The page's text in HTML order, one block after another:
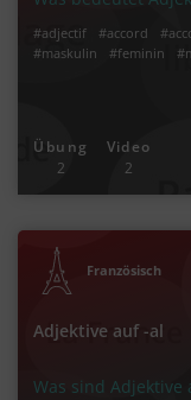
#adjectif #accord
#maskulin
#feminin
Übung
2
Video
2
Französisch
Adjektive auf -al
Was sind Adjektive